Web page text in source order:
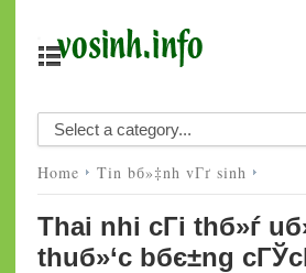
Home Tin bб»‡nh vГґ sinh
Thai nhi cГі thб»ѓ
thuб»‘c bбє±ng